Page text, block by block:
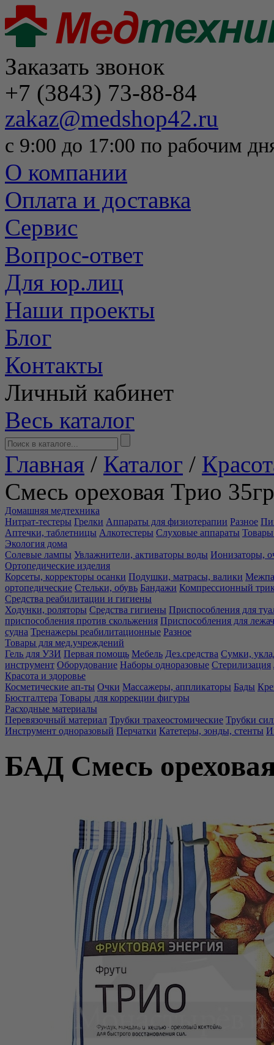
Заказать звонок
+7 (3843) 73-88-84
zakaz@medshop42.ru
с 9:00 до 17:00 по рабочим
О компании
Оплата и доставка
Сервис
Вопрос-ответ
Для юр.лиц
Наши проекты
Блог
Контакты
Личный кабинет
Весь каталог
Главная / Каталог /
Смесь ореховая Трио
Домашняя медтехника
Нитрат-тестеры Грелки Аппараты для физиотерапии Разное
Аптечки, таблетницы Алкотестеры Слуховые аппараты Товары
Экология дома
Солевые лампы Увлажнители, активаторы воды Ионизаторы,
Ортопедические изделия
Корсеты, корректоры осанки Подушки, матрасы, валики
ортопедические Стельки, обувь Бандажи Компрессионный
Средства реабилитации и гигиены
Ходунки, роляторы Средства гигиены Приспособления для
приспособления против скольжения Приспособления для
судна Тренажеры реабилитационные Разное
Товары для мед.учреждений
Гель для УЗИ Первая помощь Мебель Дез.средства Сумки,
инструмент Оборудование Наборы одноразовые Стерилизация
Красота и здоровье
Косметические ап-ты Очки Массажеры, аппликаторы Бады
Бюстгалтера Товары для коррекции фигуры
Расходные материалы
Перевязочный материал Трубки трахеостомические Трубки
Инструмент одноразовый Перчатки Катетеры, зонды, стенты
БАД Смесь